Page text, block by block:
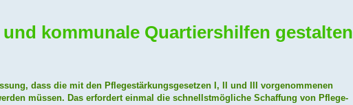
kommunale Quartiershilfen gestalten
dass die mit den Pflegestärkungsgesetzen I, II und III vorgenommenen
müssen. Das erfordert einmal die schnellstmögliche Schaffung von Pflege-